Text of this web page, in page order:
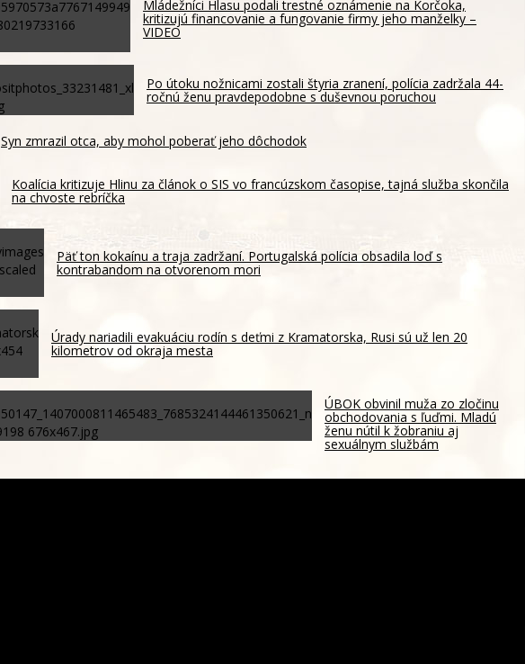
Mládežníci Hlasu podali trestné oznámenie na Korčoka,
kritizujú financovanie a fungovanie firmy jeho manželky –
VIDEO
Po útoku nožnicami zostali štyria zranení, polícia zadržala 44-
ročnú ženu pravdepodobne s duševnou poruchou
Syn zmrazil otca, aby mohol poberať jeho dôchodok
Koalícia kritizuje Hlinu za článok o SIS vo francúzskom časopise, tajná služba skončila
na chvoste rebríčka
Päť ton kokaínu a traja zadržaní. Portugalská polícia obsadila loď s
kontrabandom na otvorenom mori
Úrady nariadili evakuáciu rodín s deťmi z Kramatorska, Rusi sú už len 20
kilometrov od okraja mesta
ÚBOK obvinil muža zo zločinu
obchodovania s ľuďmi. Mladú
ženu nútil k žobraniu aj
sexuálnym službám